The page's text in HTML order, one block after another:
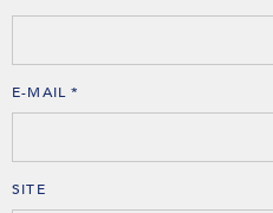
E-MAIL*
SITE